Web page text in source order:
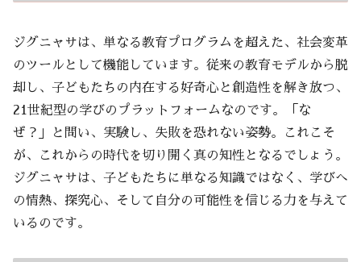
ジグニャサは、単なる教育プログラムを超えた、社会変革
のツールとして機能しています。従来の教育モデルから脱
却し、子どもたちの内在する好奇心と創造性を解き放つ、
21世紀型の学びのプラットフォームなのです。「な
ぜ？」と問い、実験し、失敗を恐れない姿勢。これこそ
が、これからの時代を切り開く真の知性となるでしょう。
ジグニャサは、子どもたちに単なる知識ではなく、学びへ
の情熱、探究心、そして自分の可能性を信じる力を与えて
いるのです。